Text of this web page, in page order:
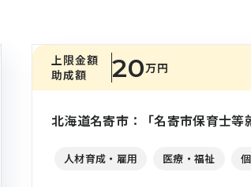
上限金額
助成額
20万円
北海道名寄市：「名寄市保育士等
人材育成・雇用 医療・福祉